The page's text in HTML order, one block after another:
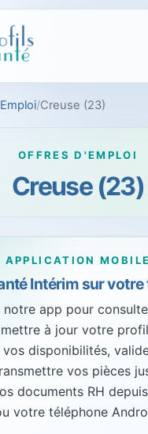
Creuse (23)
OFFRES D'EMPLOI
Creuse (23)
APPLICATION MOBILE
Intérim sur
notre app pour
à jour votre
disponibilités,
vos pièces
documents RH
votre téléphone